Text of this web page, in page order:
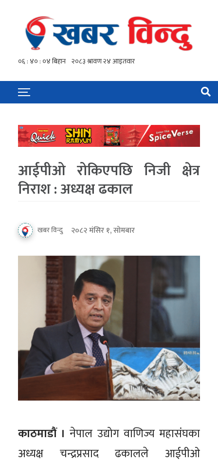
आईपीओ रोकिएपछि निजी क्षेत्र
निराश : अध्यक्ष ढकाल
खबर विन्दु २०८२ मंसिर १, सोमबार
काठमाडौं । नेपाल उद्योग वाणिज्य महासंघका
अध्यक्ष चन्द्रप्रसाद ढकालले आईपीओ